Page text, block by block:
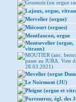
Goumois (un orgue
Lajoux, orgue,
Mervelier (orgue)
Miécourt (orgues)
Montfaucon, orgue
Montsevelier (orgue,
vitraux)
MOUTIER (anc.
passe au JURA. Vote
28.03.2021)
Movelier (orgue
Le Noirmont (JU)
Pleigne (orgue et
Porrentruy, égl. des